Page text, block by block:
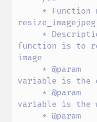
resize_imagejpeg
function is to
image
variable is the
variable is the